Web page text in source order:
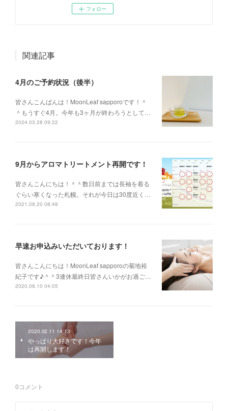
フォロー
関連記事
4月のご予約状況（後半）
皆さんこんばんは！MoonLeaf sapporoです！＾
＾もうすぐ4月。今年も3ヶ月が終わろうとして…
2024.03.28 09:22
9月からアロマトリートメント再開です！
皆さんこんにちは！＾＾数日前までは長袖を着る
ぐらい寒くなった札幌。それが今日は30度近く…
2021.08.20 08:48
早速お申込みいただいております！
皆さんこんにちは！MoonLeaf sapporoの菊地裕
紀子です♪＾＾3連休最終日皆さんいかがお過ご…
2020.08.10 04:05
2020.02.11 14:13
やっぱり大好きです！今年
は再開します！
0コメント